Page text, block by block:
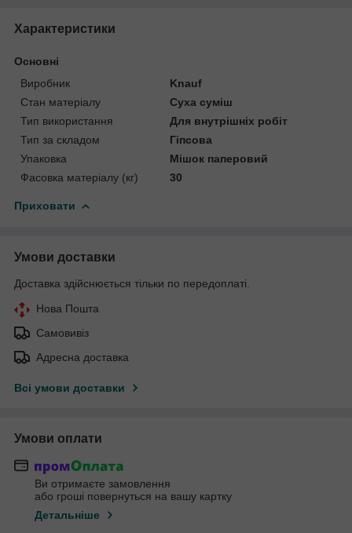
Характеристики
Основні
Виробник
Knauf
Стан матеріалу
Суха суміш
Тип використання
Для внутрішніх робіт
Тип за складом
Гіпсова
Упаковка
Мішок паперовий
Фасовка матеріалу (кг)
30
Приховати
Умови доставки
Доставка здійснюється тільки по передоплаті.
Нова Пошта
Самовивіз
Адресна доставка
Всі умови доставки
Умови оплати
Ви отримаєте замовлення
або гроші повернуться на вашу картку
Детальніше